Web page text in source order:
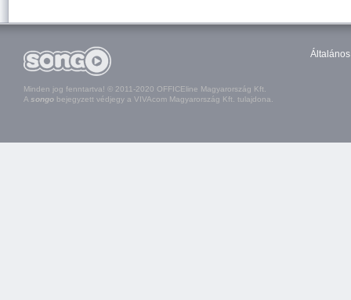
Minden jog fenntartva! © 2011-2020 OFFICEline Magyarország Kft.
A songo bejegyzett védjegy a VIVAcom Magyarország Kft. tulajdona.